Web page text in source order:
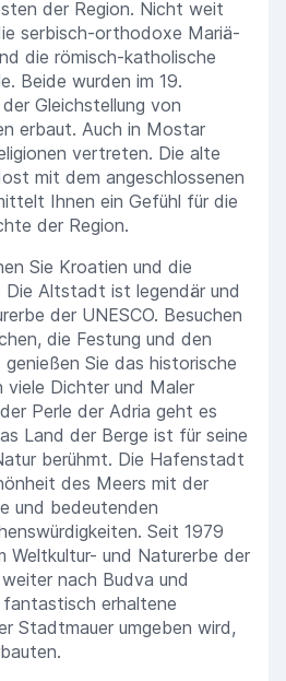
der Region. Nicht weit
serbisch-orthodoxe Mariä-
die römisch-katholische
Beide wurden im 19.
Gleichstellung von
erbaut. Auch in Mostar
vertreten. Die alte
mit dem angeschlossenen
Ihnen ein Gefühl für die
der Region.
Sie Kroatien und die
Die Altstadt ist legendär und
der UNESCO. Besuchen
die Festung und den
Sie das historische
Dichter und Maler
Perle der Adria geht es
Land der Berge ist für seine
berühmt. Die Hafenstadt
des Meers mit der
und bedeutenden
Seit 1979
und Naturerbe der
weiter nach Budva und
erhaltene
Stadtmauer umgeben wird,